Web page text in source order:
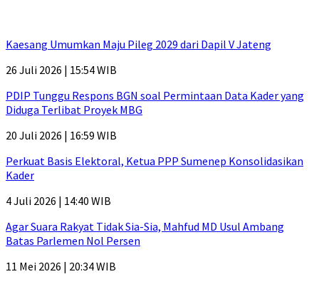
Kaesang Umumkan Maju Pileg 2029 dari Dapil V Jateng
26 Juli 2026 | 15:54 WIB
PDIP Tunggu Respons BGN soal Permintaan Data Kader yang
Diduga Terlibat Proyek MBG
20 Juli 2026 | 16:59 WIB
Perkuat Basis Elektoral, Ketua PPP Sumenep Konsolidasikan
Kader
4 Juli 2026 | 14:40 WIB
Agar Suara Rakyat Tidak Sia-Sia, Mahfud MD Usul Ambang
Batas Parlemen Nol Persen
11 Mei 2026 | 20:34 WIB